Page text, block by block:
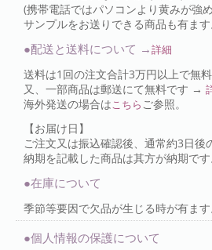
(携帯電話ではパソコンより黄みが強
サンプルをお送りできる商品も有ます
●配送と送料について →詳細
送料は1回の注文合計3万円以上で無料
又、一部商品は郵送にて無料です →
海外発送の場合はこちら ご参照。
【お届け日】
ご注文又は振込確認後、通常約3日後
納期を記載した商品は其方が納期で
●在庫について
季節等要因で欠品が生じる時が有ます
●個人情報の保護について